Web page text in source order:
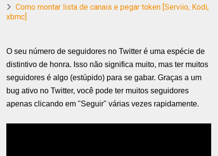
Como montar lista de canais e pegar token [Serviio, Kodi,
xbmc]
O seu número de seguidores no Twitter é uma espécie de
distintivo de honra. Isso não significa muito, mas ter muitos
seguidores é algo (estúpido) para se gabar. Graças a um
bug ativo no Twitter, você pode ter muitos seguidores
apenas clicando em "Seguir" várias vezes rapidamente.